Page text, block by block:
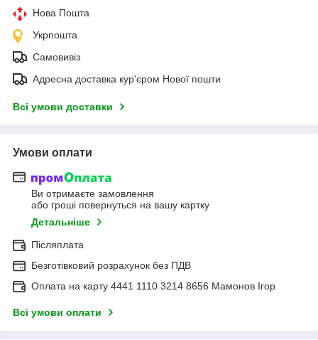
Нова Пошта
Укрпошта
Самовивіз
Адресна доставка кур'єром Нової пошти
Всі умови доставки
Умови оплати
Ви отримаєте замовлення
або гроші повернуться на вашу картку
Детальніше
Післяплата
Безготівковий розрахунок без ПДВ
Оплата на карту 4441 1110 3214 8656 Мамонов Ігор
Всі умови оплати